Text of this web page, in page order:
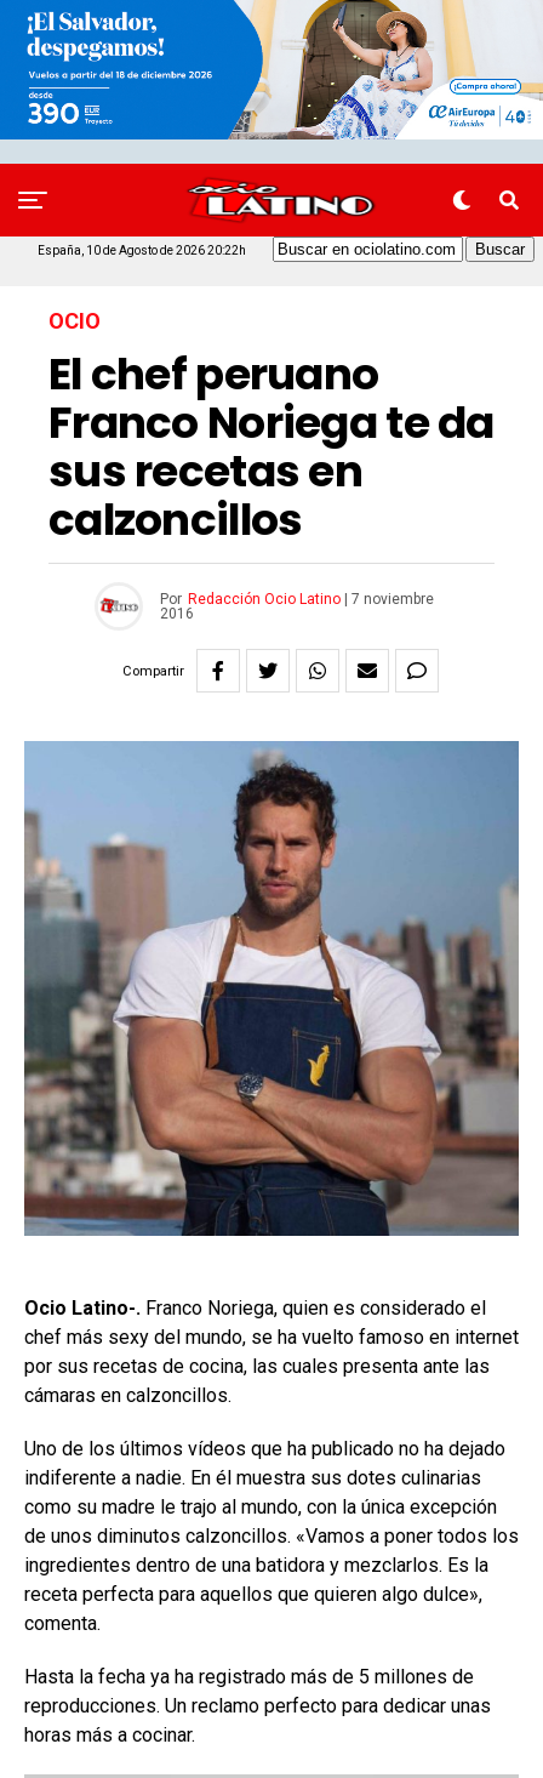
España, 10 de Agosto de 2026 20:22h
OCIO
El chef peruano
Franco Noriega te da
sus recetas en
calzoncillos
Por Redacción Ocio Latino| 7 noviembre
2016
Compartir
Ocio Latino-. Franco Noriega, quien es considerado el
chef más sexy del mundo, se ha vuelto famoso en internet
por sus recetas de cocina, las cuales presenta ante las
cámaras en calzoncillos.
Uno de los últimos vídeos que ha publicado no ha dejado
indiferente a nadie. En él muestra sus dotes culinarias
como su madre le trajo al mundo, con la única excepción
de unos diminutos calzoncillos. «Vamos a poner todos los
ingredientes dentro de una batidora y mezclarlos. Es la
receta perfecta para aquellos que quieren algo dulce»,
comenta.
Hasta la fecha ya ha registrado más de 5 millones de
reproducciones. Un reclamo perfecto para dedicar unas
horas más a cocinar.